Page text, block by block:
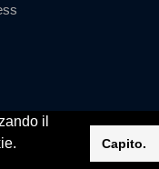
il
Capito.